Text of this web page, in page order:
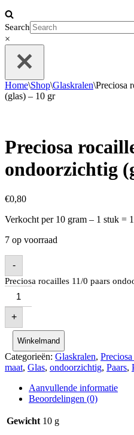
Search
×
Home\Shop\Glaskralen\Preciosa
(glas) – 10 gr
Preciosa
ondoorzichtig
€0,80
Verkocht per 10 gram – 1 stuk =
7 op voorraad
-
Preciosa rocailles 11/0 paars
+
Winkelmand
Categorieën: Glaskralen,
maat, Glas, ondoorzichtig, Paars,
Aanvullende informatie
Beoordelingen (0)
Gewicht 10 g